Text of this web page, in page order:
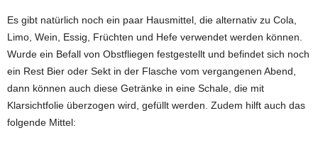
Es gibt natürlich noch ein paar Hausmittel, die alternativ zu Cola,
Limo, Wein, Essig, Früchten und Hefe verwendet werden können.
Wurde ein Befall von Obstfliegen festgestellt und befindet sich noch
ein Rest Bier oder Sekt in der Flasche vom vergangenen Abend,
dann können auch diese Getränke in eine Schale, die mit
Klarsichtfolie überzogen wird, gefüllt werden. Zudem hilft auch das
folgende Mittel: